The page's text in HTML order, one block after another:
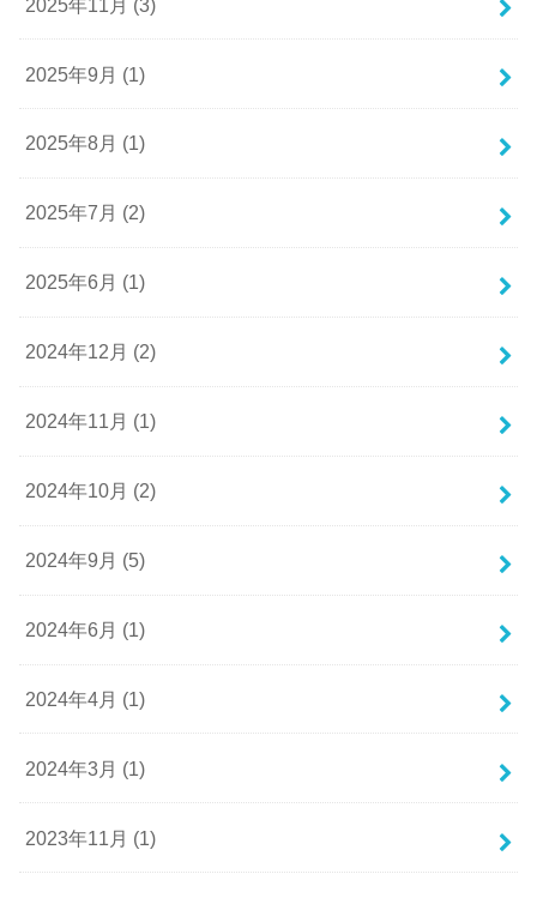
2025年11月 (3)
2025年9月 (1)
2025年8月 (1)
2025年7月 (2)
2025年6月 (1)
2024年12月 (2)
2024年11月 (1)
2024年10月 (2)
2024年9月 (5)
2024年6月 (1)
2024年4月 (1)
2024年3月 (1)
2023年11月 (1)